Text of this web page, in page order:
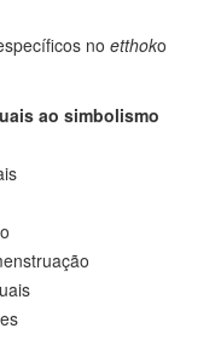
no etthoko
ao simbolismo